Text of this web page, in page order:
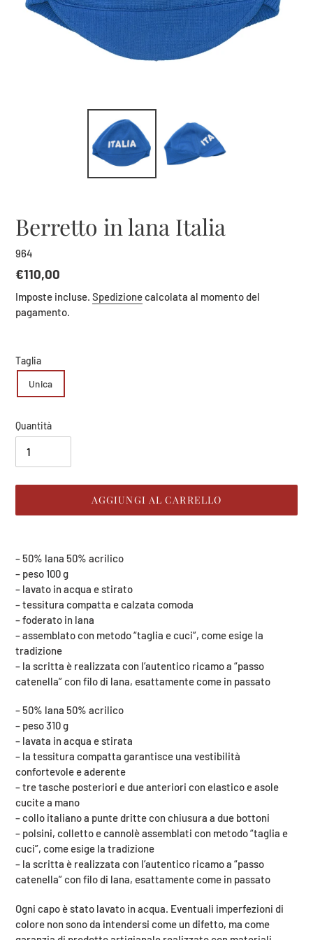
Berretto in lana Italia
964
Prezzo
di
listino
€110,00
Imposte incluse. Spedizionecalcolata al momento del
pagamento.
Taglia
Unica
Quantità
AGGIUNGI AL CARRELLO
del
prodotto
nel
carrello
– 50% lana 50% acrilico
– peso 100 g
– lavato in acqua e stirato
– tessitura compatta e calzata comoda
– foderato in lana
– assemblato con metodo “taglia e cuci”, come esige la
tradizione
– la scritta è realizzata con l’autentico ricamo a “passo
catenella” con filo di lana, esattamente come in passato
– 50% lana 50% acrilico
– peso 310 g
– lavata in acqua e stirata
– la tessitura compatta garantisce una vestibilità
confortevole e aderente
– tre tasche posteriori e due anteriori con elastico e asole
cucite a mano
– collo italiano a punte dritte con chiusura a due bottoni
– polsini, colletto e cannolè assemblati con metodo “taglia e
cuci”, come esige la tradizione
– la scritta è realizzata con l’autentico ricamo a “passo
catenella” con filo di lana, esattamente come in passato
Ogni capo è stato lavato in acqua. Eventuali imperfezioni di
colore non sono da intendersi come un difetto, ma come